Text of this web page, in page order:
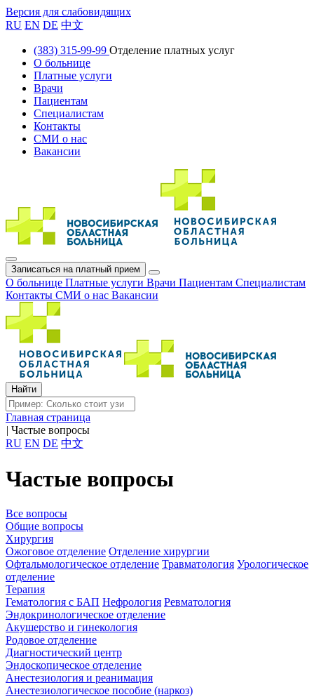
Версия для слабовидящих
RU EN DE 中文
(383) 315-99-99 Отделение платных услуг
О больнице
Платные услуги
Врачи
Пациентам
Специалистам
Контакты
СМИ о нас
Вакансии
Записаться на платный прием
О больнице Платные услуги Врачи Пациентам Специалистам
Контакты СМИ о нас Вакансии
Главная страница
| Частые вопросы
RU EN DE 中文
Частые вопросы
Все вопросы
Общие вопросы
Хирургия
Ожоговое отделение Отделение хирургии
Офтальмологическое отделение Травматология Урологическое
отделение
Терапия
Гематология с БАП Нефрология Ревматология
Эндокринологическое отделение
Акушерство и гинекология
Родовое отделение
Диагностический центр
Эндоскопическое отделение
Анестезиология и реанимация
Анестезиологическое пособие (наркоз)